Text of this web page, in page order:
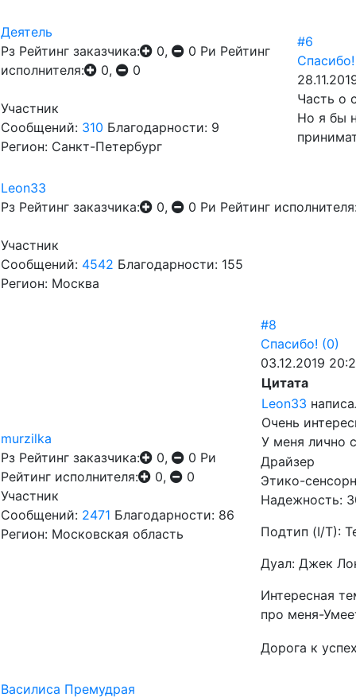
Деятель
Рз Рейтинг заказчика: 0, 0 Ри Рейтинг
исполнителя:
0, 0
Участник
Сообщений: 310 Благодарности: 9
Регион: Санкт-Петербург
#6
Спасибо!
Часть о
Но я бы
Leon33
Рз Рейтинг заказчика: 0, 0 Ри Рейтинг
Участник
Сообщений: 4542 Благодарности: 155
Регион: Москва
murzilka
Рз Рейтинг заказчика: 0, 0 Ри
Рейтинг исполнителя:
0,
0
Участник
Сообщений: 2471 Благодарности: 86
Регион: Московская область
#8
Спасибо! (0)
03.12.2019
Цитата
Leon33
Очень
У меня лично
Драйзер
Этико-
Надежность:
Подтип (I/T):
Дуал: Джек
Интересная
про меня-
Дорога к
Василиса Премудрая